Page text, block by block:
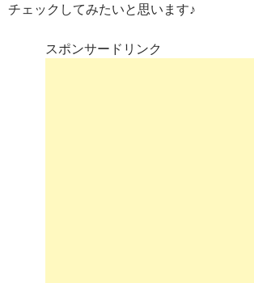
チェックしてみたいと思います♪
スポンサードリンク